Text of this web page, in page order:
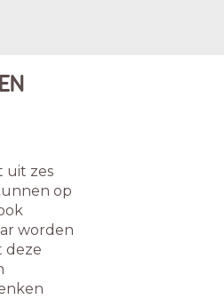
uit zes
op
worden
deze